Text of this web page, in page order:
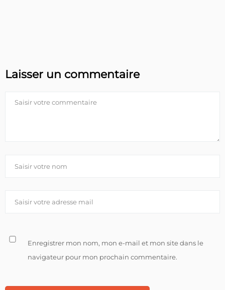
Laisser un commentaire
Enregistrer mon nom, mon e-mail et mon site dans le
navigateur pour mon prochain commentaire.